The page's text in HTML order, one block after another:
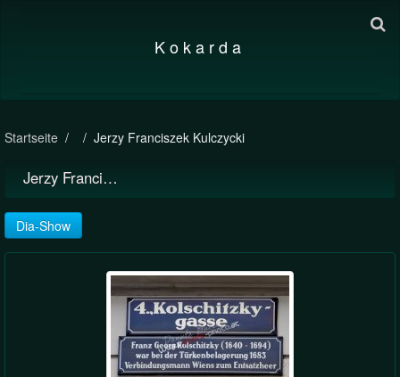
K o k a r d a
Startseite Jerzy Franciszek Kulczycki
Jerzy Franciszek Kulczycki
Dia-Show